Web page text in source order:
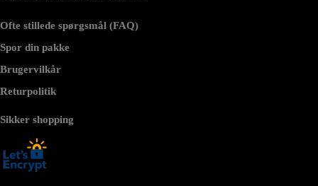
Ofte stillede spørgsmål (FAQ)
Spor din pakke
Brugervilkår
Returpolitik
Sikker shopping